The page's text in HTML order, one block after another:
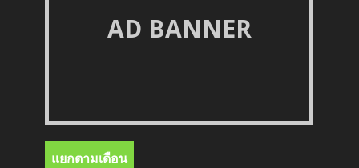
AD BANNER
แยกตามเดือน